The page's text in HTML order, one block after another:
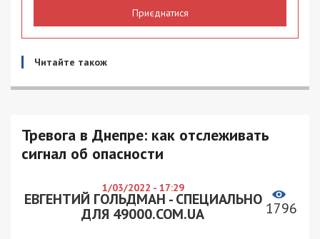
Приєднатися
Читайте також
Тревога в Днепре: как отслеживать
сигнал об опасности
1/03/2022 - 17:29
ЕВГЕНТИЙ ГОЛЬДМАН - СПЕЦИАЛЬНО
ДЛЯ 49000.COM.UA
1796